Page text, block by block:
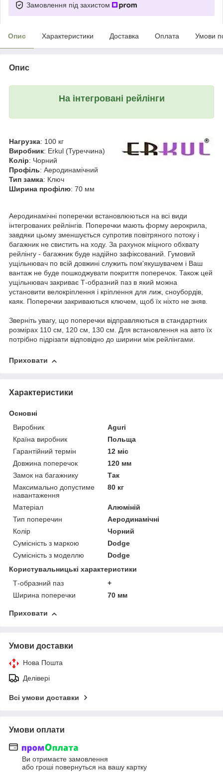
Замовлення під захистом
Опис Характеристики Доставка Оплата Умови
Опис
На інтегровані рейлінги
Нагрузка: 100 кг
Виробник: Erkul (Туреччина)
Колір: Чорний
Профіль: Аеродинамічний
Тип замка: Ключ
Ширина профілю: 70 мм
Аеродинамічні поперечки встановлюються на всі види
інтегрованих рейлінгів. Поперечки мають форму аерокрила,
завдяки цьому зменшується супротив повітряного потоку і
багажник не свистить на ходу. За рахунок міцного обхвату
рейлінгу - багажник буде надійно зафіксований. Гумовий
ущільнювач по всій довжині служить пом'якушувачем і Ваш
вантаж не буде пошкоджувати покриття поперечок. Також цей
ущільнювач закриває Т-образний паз в який можна
установити велокріплення і кріплення для лиж, сноубордів,
каяк. Поперечки закриваються ключем, щоб їх ніхто не зняв.
Зверніть увагу, що поперечки відправляються в стандартних
розмірах 110 см, 120 см, 130 см. Для встановлення на авто їх
потрібно підрізати відповідно до ширини між рейлінгами.
Приховати
Характеристики
Основні
Виробник
Aguri
Країна виробник
Польща
Гарантійний термін
12 міс
Довжина поперечок
120 мм
Замок на багажнику
Так
Максимально допустиме
навантаження
80 кг
Матеріал
Алюміній
Тип поперечин
Аеродинамічні
Колір
Чорний
Сумісність з маркою
Dodge
Сумісність з моделлю
Dodge
Користувальницькі характеристики
Т-образний паз
+
Ширина поперечки
70 мм
Приховати
Умови доставки
Нова Пошта
Делівері
Всі умови доставки
Умови оплати
Ви отримаєте замовлення
або гроші повернуться на вашу картку